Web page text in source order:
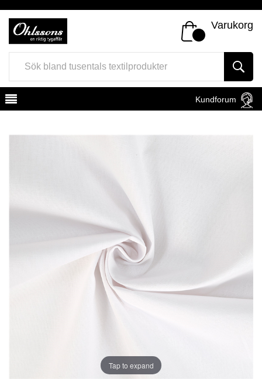
Varukorg
Kundforum
Tap to expand